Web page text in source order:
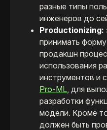
разные типы
инженеров до
Productionizing:
принимать
продакшн
использования
инструментов и
Pro-ML, для
разработки
модели. Кроме
должен быть